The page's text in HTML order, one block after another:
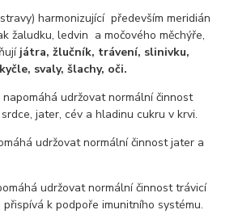
harmonizující především meridián
žaludku, ledvin a močového měchýře,
játra, žlučník, trávení, slinivku,
svaly, šlachy, oči.
udržovat normální činnost
jater, cév a hladinu cukru v krvi.
udržovat normální činnost jater a
udržovat normální činnost trávicí
k podpoře imunitního systému.